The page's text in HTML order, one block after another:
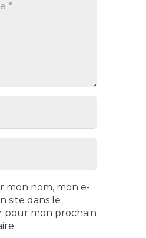
mon nom, mon e-
site dans le
pour mon prochain